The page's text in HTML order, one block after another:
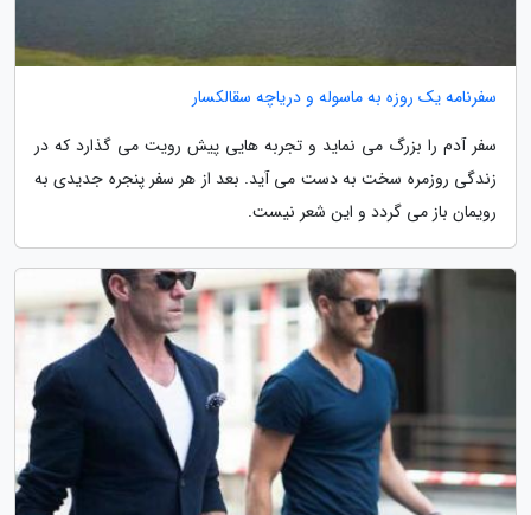
سفرنامه یک روزه به ماسوله و دریاچه سقالکسار
سفر آدم را بزرگ می نماید و تجربه هایی پیش رویت می گذارد که در
زندگی روزمره سخت به دست می آید. بعد از هر سفر پنجره جدیدی به
رویمان باز می گردد و این شعر نیست.